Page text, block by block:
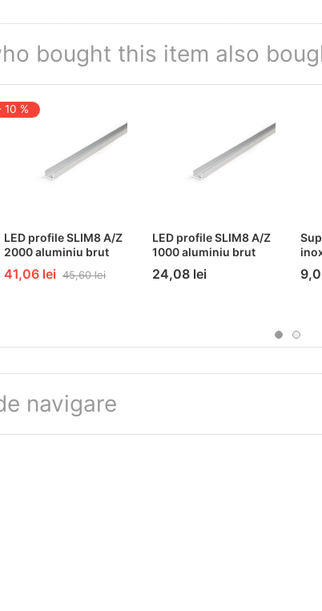
bought this item also
10 %
LED profile SLIM8 A/Z
2000 aluminiu brut
41,06 lei 45,60 lei
LED profile SLIM8 A/Z
1000 aluminiu brut
24,08 lei
navigare